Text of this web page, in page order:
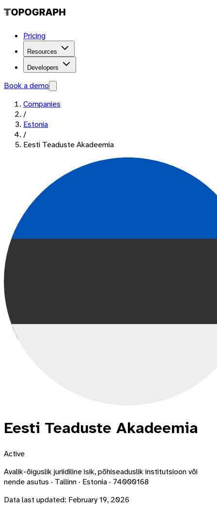
Pricing
Resources
Developers
Book a demo
Companies
/
Estonia
/
Eesti Teaduste Akadeemia
Eesti Teaduste Akadeemia
Active
Avalik-õiguslik juriidiline isik, põhiseaduslik institutsioon või
nende asutus · Tallinn · Estonia · 74000168
Data last updated: February 19, 2026